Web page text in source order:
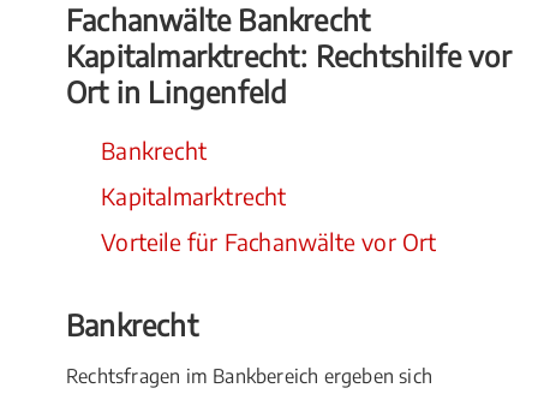
Fachanwälte Bankrecht
Kapitalmarktrecht: Rechtshilfe vor
Ort in Lingenfeld
Bankrecht
Kapitalmarktrecht
Vorteile für Fachanwälte vor Ort
Bankrecht
Rechtsfragen im Bankbereich ergeben sich